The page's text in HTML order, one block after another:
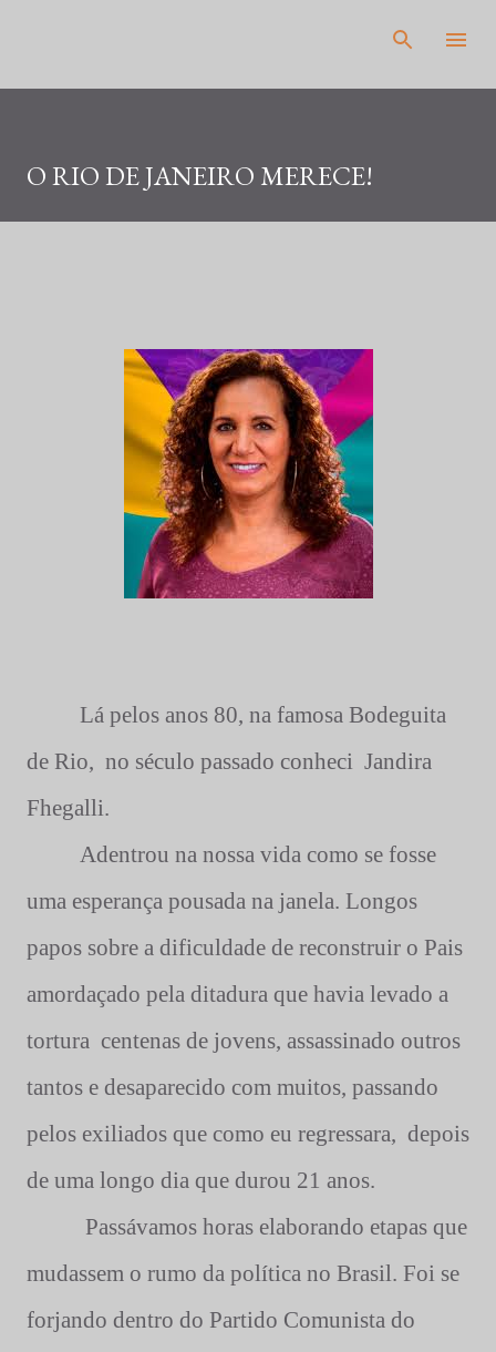
O RIO DE JANEIRO MERECE!
Lá pelos anos 80, na famosa Bodeguita
de Rio, no século passado conheci Jandira
Fhegalli.
Adentrou na nossa vida como se fosse
uma esperança pousada na janela. Longos
papos sobre a dificuldade de reconstruir o Pais
amordaçado pela ditadura que havia levado a
tortura centenas de jovens, assassinado outros
tantos e desaparecido com muitos, passando
pelos exiliados que como eu regressara, depois
de uma longo dia que durou 21 anos.
Passávamos horas elaborando etapas que
mudassem o rumo da política no Brasil. Foi se
forjando dentro do Partido Comunista do